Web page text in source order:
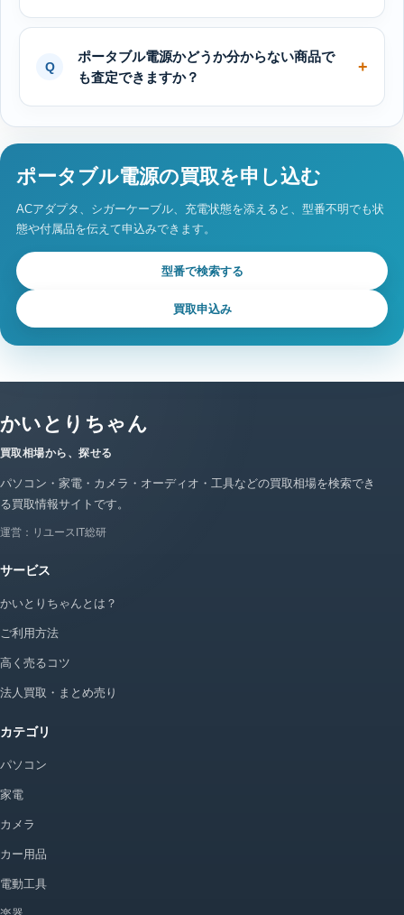
ポータブル電源かどうか分からない商品で
も査定できますか？
ポータブル電源の買取を申し込む
ACアダプタ、シガーケーブル、充電状態を添えると、型番不明でも状
態や付属品を伝えて申込みできます。
型番で検索する
買取申込み
かいとりちゃん
買取相場から、探せる
パソコン・家電・カメラ・オーディオ・工具などの買取相場を検索でき
る買取情報サイトです。
運営：リユースIT総研
サービス
かいとりちゃんとは？
ご利用方法
高く売るコツ
法人買取・まとめ売り
カテゴリ
パソコン
家電
カメラ
カー用品
電動工具